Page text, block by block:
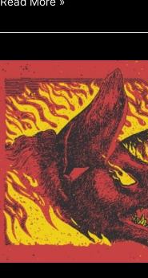
ΑΦΙΕΡΩΜΑ
–
KHIRKI
&
CALYCES
Live
@
AN
Club